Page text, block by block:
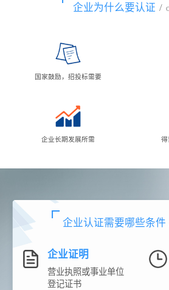
企业为什么要认证 /
国家鼓励，招投标需要
企业长期发展所需 得
企业认证需要哪些条件
企业证明
营业执照或事业单位
登记证书